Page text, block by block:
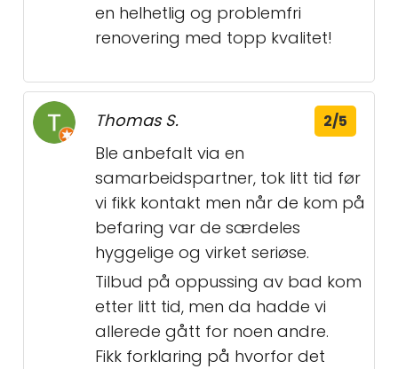
en helhetlig og problemfri
renovering med topp kvalitet!
Thomas S. 2/5
Ble anbefalt via en
samarbeidspartner, tok litt tid før
vi fikk kontakt men når de kom på
befaring var de særdeles
hyggelige og virket seriøse.
Tilbud på oppussing av bad kom
etter litt tid, men da hadde vi
allerede gått for noen andre.
Fikk forklaring på hvorfor det